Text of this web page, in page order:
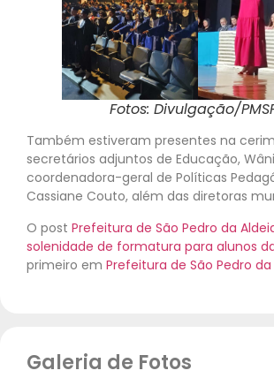
Fotos: Divulgação/
Também estiveram presentes na
secretários adjuntos de Educação,
coordenadora-geral de Políticas
Cassiane Couto, além das diretoras
O post Prefeitura de São Pedro da
solenidade de formatura para alunos
primeiro em Prefeitura de São Pedro da
Galeria de Fotos